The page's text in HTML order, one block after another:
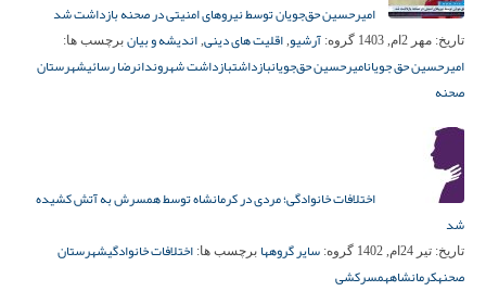
امیرحسین حق‌جویان توسط نیروهای امنیتی در صحنه بازداشت شد
تاریخ: مهر 2ام, 1403 گروه: آرشیو, اقلیت های دینی, اندیشه و بیان برچسب ها:
امیرحسین حق‌ جویانامیرحسین حق‌جویانبازداشتبازداشت شهروندانرضا رسائیشهرستان
صحنه
اختلافات خانوادگی؛ مردی در کرمانشاه توسط همسرش به آتش کشیده
شد
تاریخ: تیر 24ام, 1402 گروه: سایر گروهها برچسب ها: اختلافات خانوادگیشهرستان
صحنهکرمانشاههمسرکشی